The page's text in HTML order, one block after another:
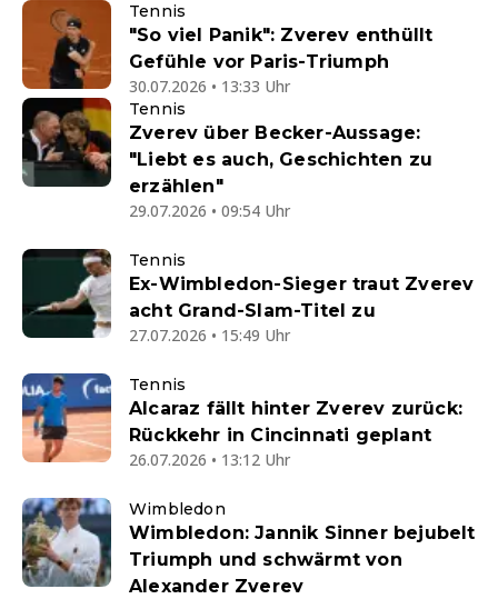
Tennis
"So viel Panik": Zverev enthüllt
Gefühle vor Paris-Triumph
30.07.2026 • 13:33 Uhr
Tennis
Zverev über Becker-Aussage:
"Liebt es auch, Geschichten zu
erzählen"
29.07.2026 • 09:54 Uhr
Tennis
Ex-Wimbledon-Sieger traut Zverev
acht Grand-Slam-Titel zu
27.07.2026 • 15:49 Uhr
Tennis
Alcaraz fällt hinter Zverev zurück:
Rückkehr in Cincinnati geplant
26.07.2026 • 13:12 Uhr
Wimbledon
Wimbledon: Jannik Sinner bejubelt
Triumph und schwärmt von
Alexander Zverev